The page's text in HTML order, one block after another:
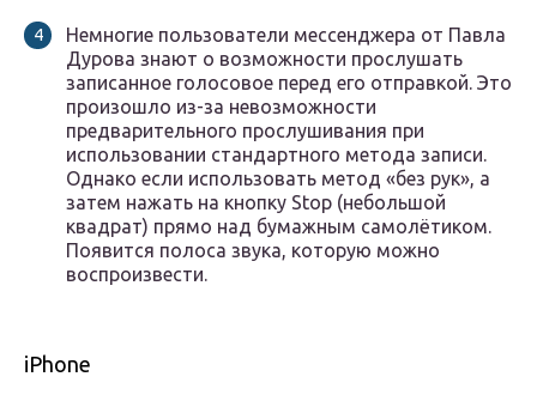
Немногие пользователи мессенджера от Павла
Дурова знают о возможности прослушать
записанное голосовое перед его отправкой. Это
произошло из-за невозможности
предварительного прослушивания при
использовании стандартного метода записи.
Однако если использовать метод «без рук», а
затем нажать на кнопку Stop (небольшой
квадрат) прямо над бумажным самолётиком.
Появится полоса звука, которую можно
воспроизвести.
iPhone